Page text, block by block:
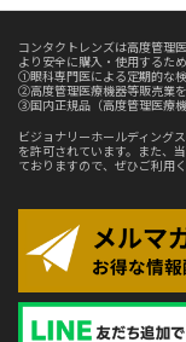
コンタクトレンズは高度管理医
より安全に購入・使用するた
①眼科専門医による定期的な
②高度管理医療機器等販売業
③国内正規品（高度管理医療
ビジョナリーホールディング
を許可されています。また、
ておりますので、ぜひご利用く